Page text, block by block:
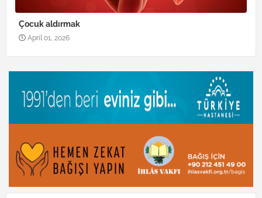
Çocuk aldırmak
April 01, 2026